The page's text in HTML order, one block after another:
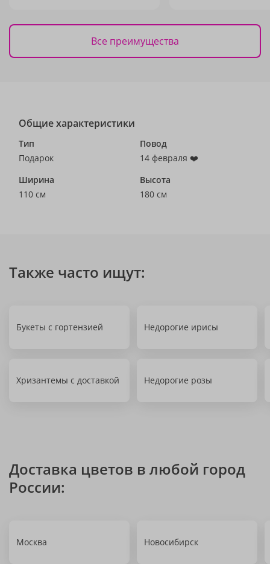
Все преимущества
Общие характеристики
Тип
Подарок
Повод
14 февраля ❤️
Ширина
110 см
Высота
180 см
Также часто ищут:
Букеты с гортензией Недорогие ирисы
Хризантемы с доставкой Недорогие розы
Доставка цветов в любой город
России:
Москва Новосибирск